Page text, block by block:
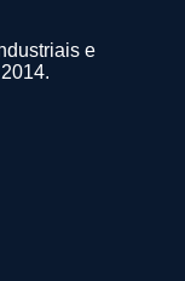
e